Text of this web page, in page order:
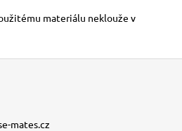
materiálu neklouže v
mates.cz